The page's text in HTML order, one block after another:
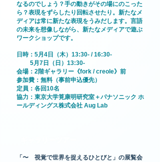
なるのでしょう？手の動きがその場にのこった
ら？表現をずらしたり回転させたり。新たなメ
ディアは常に新たな表現をうみだします。言語
の未来を想像しながら、新たなメディアで遊ぶ
ワークショップです。
日時：5月4日（木）13:30- / 16:30-
5月7日（日）13:30-
​会場：2階ギャラリ ー 《fork / creole》前
参加費：無料（事前申込優先）
定員：各回10名
協力：東京大学筧康明研究室＋パナソニック ホ
ールディングス株式会社 Aug Lab
「〜 視覚で世界を捉えるひとびと」の展覧会